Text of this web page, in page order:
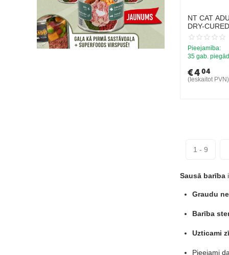
Sausā barība
Graudu
Barība
Uzticami
Pieejami
NT CAT
DRY-
- pilnvērtīga
barība
vecuma
Pieejamība:
35 gab.
€404
(Ieskaitot PVN)
1 - 9